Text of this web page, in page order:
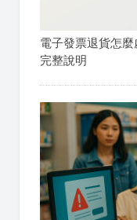
電子發票退貨怎
完整說明